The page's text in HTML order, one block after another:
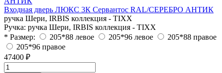
Входная дверь ЛЮКС 3К Сервантос RAL/СЕРЕБРО АНТИК
ручка Шери, IRBIS коллекция - TIXX
Ручка: ручка Шери, IRBIS коллекция - TIXX
* Размер:
205*88 левое 205*96 левое
205*88 правое
205*96 правое
47400 ₽